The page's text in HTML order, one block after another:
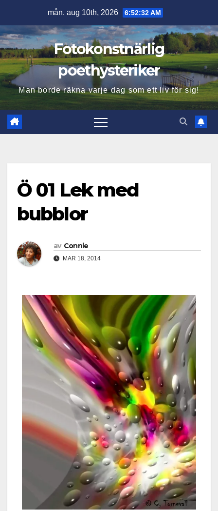
innehåll
mån. aug 10th, 2026 6:52:33 AM
Fotokonstnärlig
poethysteriker
Man borde räkna varje dag som ett liv för sig!
Ö 01 Lek med
bubblor
av Connie
MAR 18, 2014